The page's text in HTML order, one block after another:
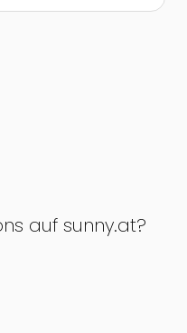
auf sunny.at?